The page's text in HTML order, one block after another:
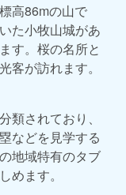
高86mの山で
た小牧山城があ
す。桜の名所と
客が訪れます。
類されており、
などを見学する
地域特有のタブ
めます。